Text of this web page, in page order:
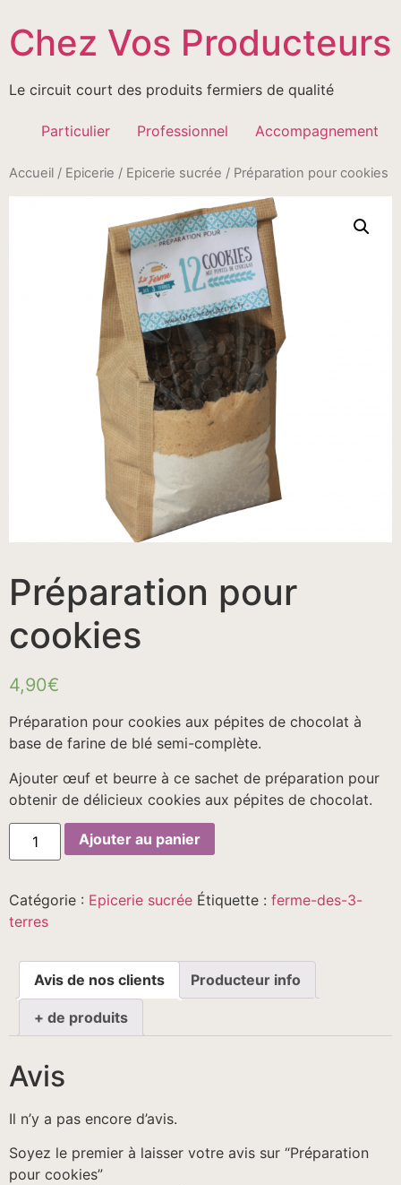
au
contenu
Chez Vos Producteurs
Le circuit court des produits fermiers de qualité
Particulier Professionnel Accompagnement
Accueil / Epicerie / Epicerie sucrée / Préparation pour cookies
Préparation pour
cookies
4,90€
Préparation pour cookies aux pépites de chocolat à
base de farine de blé semi-complète.
Ajouter œuf et beurre à ce sachet de préparation pour
obtenir de délicieux cookies aux pépites de chocolat.
quantité
Préparation
Ajouter au panier
Catégorie : Epicerie sucrée Étiquette : ferme-des-3-
terres
Avis de nos clients Producteur info
+ de produits
Avis
Il n’y a pas encore d’avis.
Soyez le premier à laisser votre avis sur “Préparation
pour cookies”